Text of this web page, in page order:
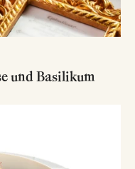
und Basilikum